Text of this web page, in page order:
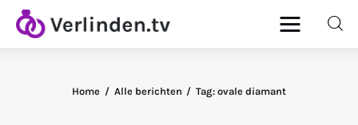
Home Alle berichten Tag: ovale diamant